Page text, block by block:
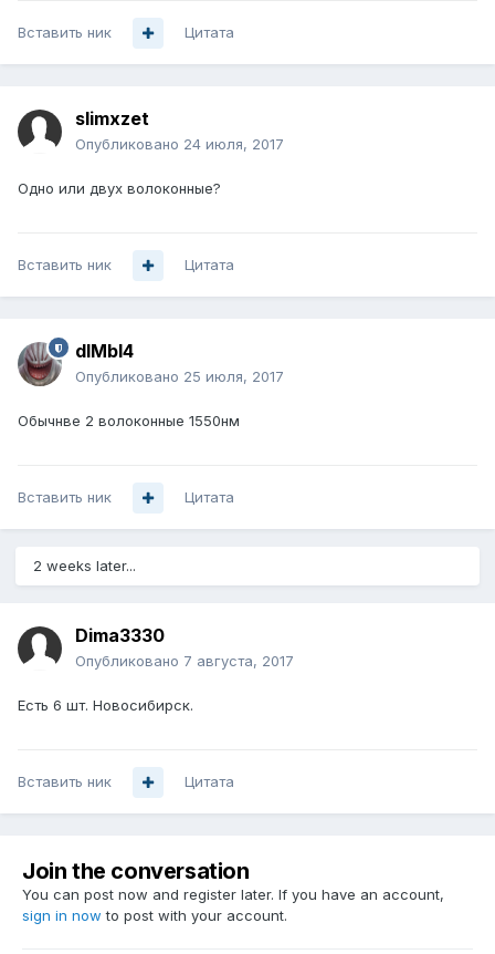
Вставить ник Цитата
slimxzet
Опубликовано 24 июля, 2017
Одно или двух волоконные?
Вставить ник Цитата
dIMbI4
Опубликовано 25 июля, 2017
Обычнве 2 волоконные 1550нм
Вставить ник Цитата
2 weeks later...
Dima3330
Опубликовано 7 августа, 2017
Есть 6 шт. Новосибирск.
Вставить ник Цитата
Join the conversation
You can post now and register later. If you have an account,
sign in now to post with your account.